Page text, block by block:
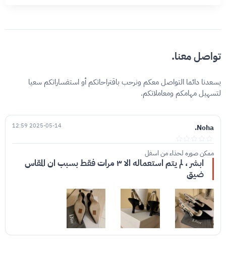
تواصل معنا.
يسعدنا دائما التواصل معكم ونرحب باقتراحاتكم أو استفساراتكم سعيا
لتسهيل مهامكم ومعاملاتكم.
Noha.
2025-05-14 12:59
ممكن صوره لحذاء من اسفل
ابشر ، لم يتم استعماله الا ٣ مرات فقط بسبب ان المقاس
ضيق